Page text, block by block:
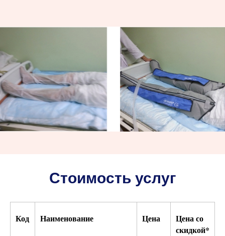
Стоимость услуг
Код Наименование Цена
Цена со
скидкой*